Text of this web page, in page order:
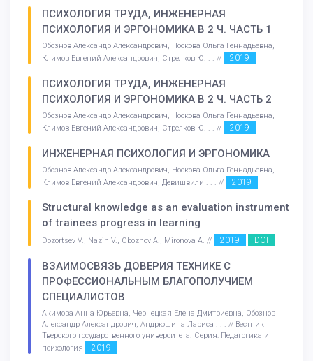
ПСИХОЛОГИЯ ТРУДА, ИНЖЕНЕРНАЯ
ПСИХОЛОГИЯ И ЭРГОНОМИКА В 2 Ч. ЧАСТЬ 1
Обознов Александр Александрович, Носкова Ольга Геннадьевна,
Климов Евгений Александрович, Стрелков Ю. . . //
2019
ПСИХОЛОГИЯ ТРУДА, ИНЖЕНЕРНАЯ
ПСИХОЛОГИЯ И ЭРГОНОМИКА В 2 Ч. ЧАСТЬ 2
Обознов Александр Александрович, Носкова Ольга Геннадьевна,
Климов Евгений Александрович, Стрелков Ю. . . //
2019
ИНЖЕНЕРНАЯ ПСИХОЛОГИЯ И ЭРГОНОМИКА
Обознов Александр Александрович, Носкова Ольга Геннадьевна,
Климов Евгений Александрович, Девишвили . . . //
2019
Structural knowledge as an evaluation instrument
of trainees progress in learning
Dozortsev V., Nazin V., Oboznov A., Mironova A. // 2019 DOI
ВЗАИМОСВЯЗЬ ДОВЕРИЯ ТЕХНИКЕ С
ПРОФЕССИОНАЛЬНЫМ БЛАГОПОЛУЧИЕМ
СПЕЦИАЛИСТОВ
Акимова Анна Юрьевна, Чернецкая Елена Дмитриевна, Обознов
Александр Александрович, Андрюшина Лариса . . . // Вестник
Тверского государственного университета. Серия: Педагогика и
психология
2019